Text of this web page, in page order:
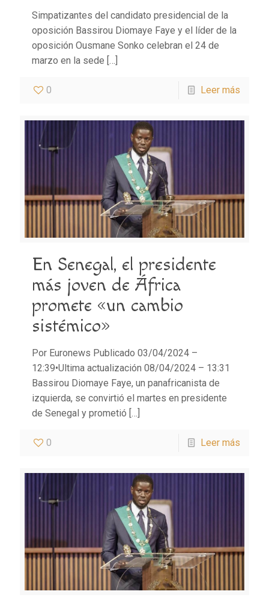
Simpatizantes del candidato presidencial de la
oposición Bassirou Diomaye Faye y el líder de la
oposición Ousmane Sonko celebran el 24 de
marzo en la sede […]
0 Leer más
En Senegal, el presidente
más joven de África
promete «un cambio
sistémico»
Por Euronews Publicado 03/04/2024 –
12:39•Ultima actualización 08/04/2024 – 13:31
Bassirou Diomaye Faye, un panafricanista de
izquierda, se convirtió el martes en presidente
de Senegal y prometió […]
0 Leer más